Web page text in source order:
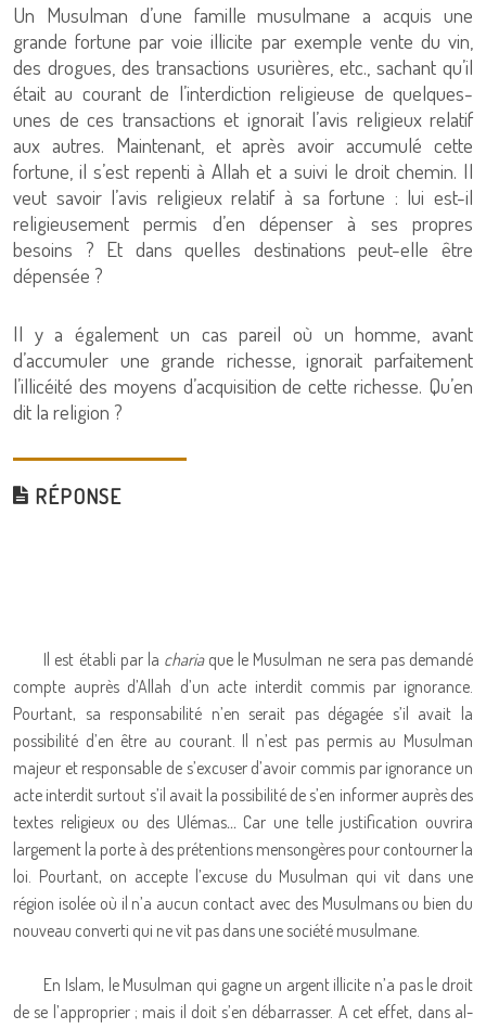
Un Musulman d’une famille musulmane a acquis une
grande fortune par voie illicite par exemple vente du vin,
des drogues, des transactions usurières, etc., sachant qu’il
était au courant de l’interdiction religieuse de quelques-
unes de ces transactions et ignorait l’avis religieux relatif
aux autres. Maintenant, et après avoir accumulé cette
fortune, il s’est repenti à Allah et a suivi le droit chemin. Il
veut savoir l’avis religieux relatif à sa fortune : lui est-il
religieusement permis d’en dépenser à ses propres
besoins ? Et dans quelles destinations peut-elle être
dépensée ?
Il y a également un cas pareil où un homme, avant
d’accumuler une grande richesse, ignorait parfaitement
l’illicéité des moyens d’acquisition de cette richesse. Qu’en
dit la religion ?
RÉPONSE
Il est établi par la chariaque le Musulman ne sera pas demandé
compte auprès d’Allah d’un acte interdit commis par ignorance.
Pourtant, sa responsabilité n’en serait pas dégagée s’il avait la
possibilité d’en être au courant. Il n’est pas permis au Musulman
majeur et responsable de s’excuser d’avoir commis par ignorance un
acte interdit surtout s’il avait la possibilité de s’en informer auprès des
textes religieux ou des Ulémas... Car une telle justification ouvrira
largement la porte à des prétentions mensongères pour contourner la
loi. Pourtant, on accepte l’excuse du Musulman qui vit dans une
région isolée où il n’a aucun contact avec des Musulmans ou bien du
nouveau converti qui ne vit pas dans une société musulmane.
En Islam, le Musulman qui gagne un argent illicite n’a pas le droit
de se l’approprier ; mais il doit s’en débarrasser. A cet effet, dans al-